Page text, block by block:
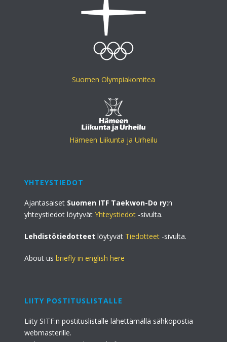
Suomen Olympiakomitea
Hämeen Liikunta ja Urheilu
YHTEYSTIEDOT
Ajantasaiset Suomen ITF Taekwon-Do ry:n
yhteystiedot löytyvätYhteystiedot -sivulta.
Lehdistötiedotteet löytyvät Tiedotteet -sivulta.
About usbriefly in english here
LIITY POSTITUSLISTALLE
Liity SITF:n postituslistalle lähettämällä sähköpostia
webmasterille.